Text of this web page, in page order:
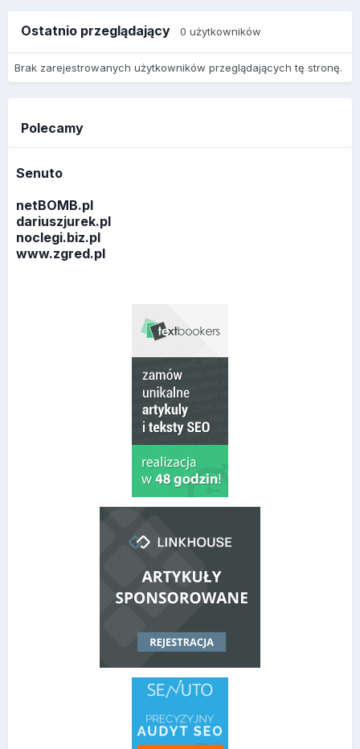
Ostatnio przeglądający 0 użytkowników
Brak zarejestrowanych użytkowników przeglądających tę stronę.
Polecamy
Senuto
netBOMB.pl
dariuszjurek.pl
noclegi.biz.pl
www.zgred.pl